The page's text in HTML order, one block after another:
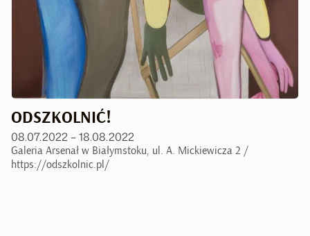
ODSZKOLNIĆ!
08.07.2022 – 18.08.2022
Galeria Arsenał w Białymstoku, ul. A. Mickiewicza 2 /
https://odszkolnic.pl/